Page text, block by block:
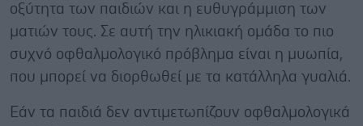
οξύτητα των παιδιών και η ευθυγράμμιση των
ματιών τους. Σε αυτή την ηλικιακή ομάδα το πιο
συχνό οφθαλμολογικό πρόβλημα είναι η μυωπία,
που μπορεί να διορθωθεί με τα κατάλληλα γυαλιά.
Εάν τα παιδιά δεν αντιμετωπίζουν οφθαλμολογικά